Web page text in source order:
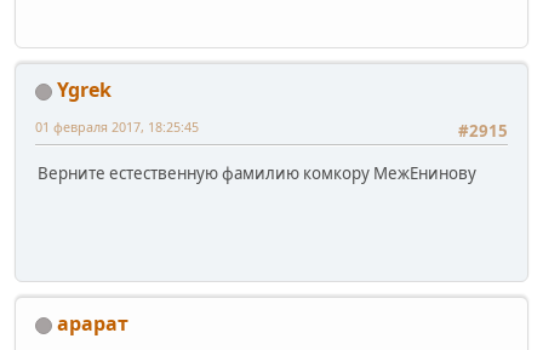
Ygrek
#2915
01 февраля 2017, 18:25:45
Верните естественную фамилию комкору МежЕнинову
арарат